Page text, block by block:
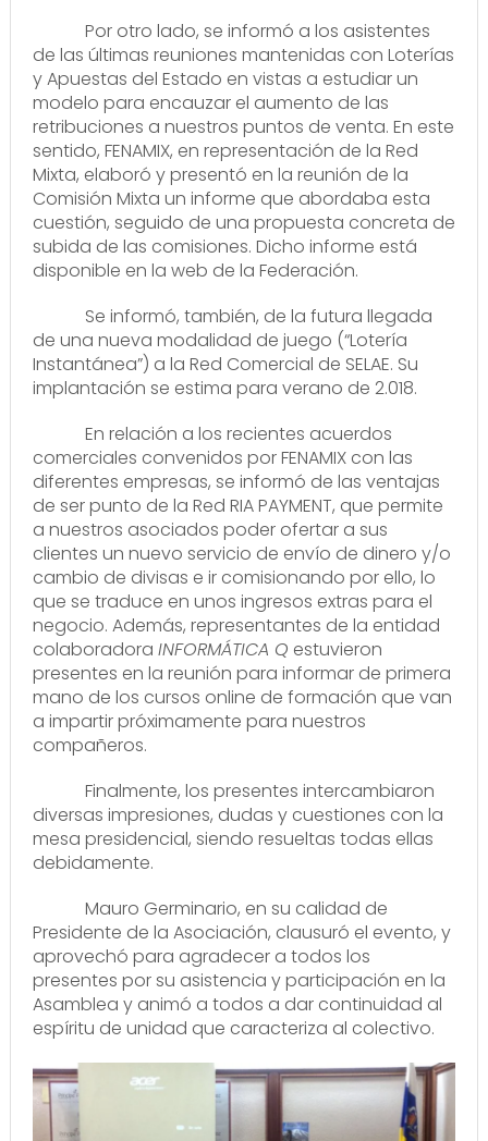
Por otro lado, se informó a los asistentes
de las últimas reuniones mantenidas con Loterías
y Apuestas del Estado en vistas a estudiar un
modelo para encauzar el aumento de las
retribuciones a nuestros puntos de venta. En este
sentido, FENAMIX, en representación de la Red
Mixta, elaboró y presentó en la reunión de la
Comisión Mixta un informe que abordaba esta
cuestión, seguido de una propuesta concreta de
subida de las comisiones. Dicho informe está
disponible en la web de la Federación.
Se informó, también, de la futura llegada
de una nueva modalidad de juego (“Lotería
Instantánea”) a la Red Comercial de SELAE. Su
implantación se estima para verano de 2.018.
En relación a los recientes acuerdos
comerciales convenidos por FENAMIX con las
diferentes empresas, se informó de las ventajas
de ser punto de la Red RIA PAYMENT, que permite
a nuestros asociados poder ofertar a sus
clientes un nuevo servicio de envío de dinero y/o
cambio de divisas e ir comisionando por ello, lo
que se traduce en unos ingresos extras para el
negocio. Además, representantes de la entidad
colaboradora INFORMÁTICA Q estuvieron
presentes en la reunión para informar de primera
mano de los cursos online de formación que van
a impartir próximamente para nuestros
compañeros.
Finalmente, los presentes intercambiaron
diversas impresiones, dudas y cuestiones con la
mesa presidencial, siendo resueltas todas ellas
debidamente.
Mauro Germinario, en su calidad de
Presidente de la Asociación, clausuró el evento, y
aprovechó para agradecer a todos los
presentes por su asistencia y participación en la
Asamblea y animó a todos a dar continuidad al
espíritu de unidad que caracteriza al colectivo.